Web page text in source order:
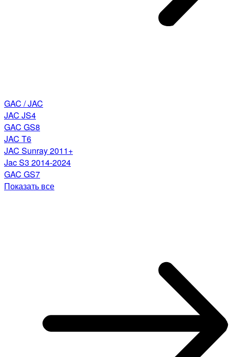
GAC / JAC
JAC JS4
GAC GS8
JAC T6
JAC Sunray 2011+
Jac S3 2014-2024
GAC GS7
Показать все